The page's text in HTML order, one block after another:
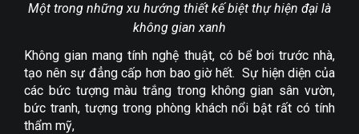
Một trong những xu hướng thiết kế biệt thự hiện đại là
không gian xanh
Không gian mang tính nghệ thuật, có bể bơi trước nhà,
tạo nên sự đẳng cấp hơn bao giờ hết. Sự hiện diện của
các bức tượng màu trắng trong không gian sân vườn,
bức tranh, tượng trong phòng khách nổi bật rất có tính
thẩm mỹ,